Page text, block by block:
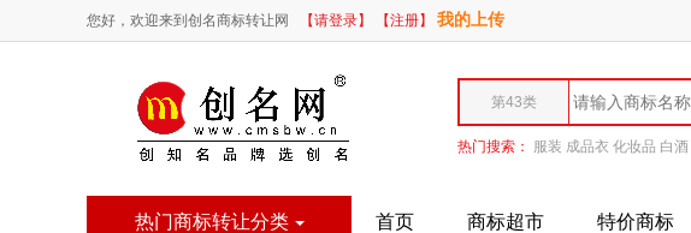
您好，欢迎来到创名商标转让网 【请登录】 【注册】 我的上传
热门搜索： 服装 成品衣 化妆品 白酒
热门商标转让分类 首页 商标超市 特价商标